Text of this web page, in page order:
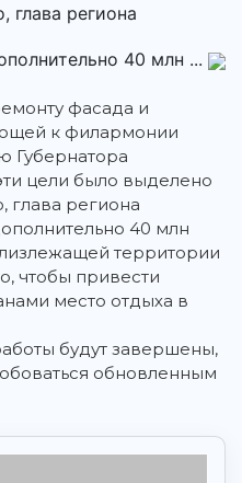
глава региона
40 млн ...
фасада и
к филармонии
Губернатора
цели было выделено
глава региона
40 млн
территории
чтобы привести
место отдыха в
будут завершены,
обновленным